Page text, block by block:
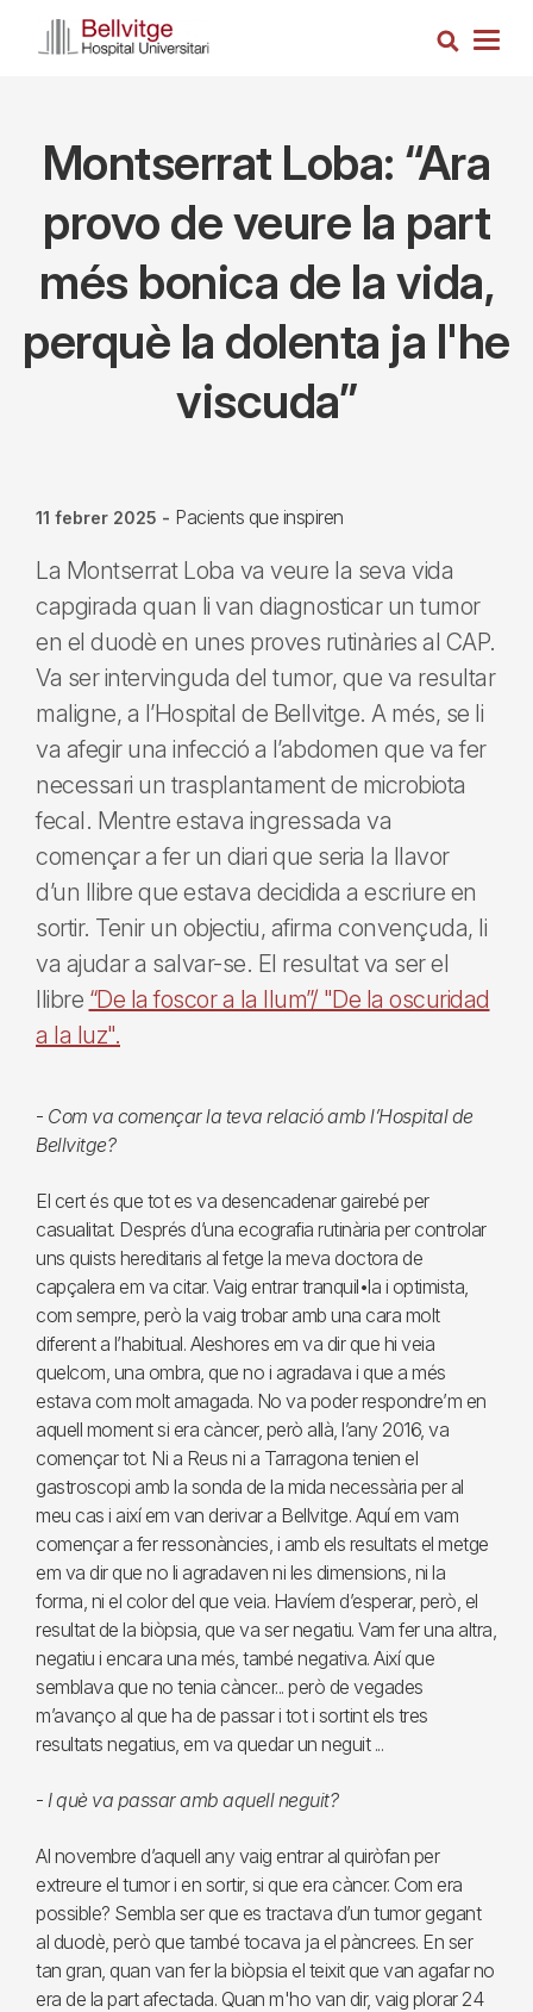
Cerca
Montserrat Loba: “Ara
provo de veure la part
més bonica de la vida,
perquè la dolenta ja l'he
viscuda”
11 febrer 2025 - Pacients que inspiren
La Montserrat Loba va veure la seva vida
capgirada quan li van diagnosticar un tumor
en el duodè en unes proves rutinàries al CAP.
Va ser intervinguda del tumor, que va resultar
maligne, a l’Hospital de Bellvitge. A més, se li
va afegir una infecció a l’abdomen que va fer
necessari un trasplantament de microbiota
fecal. Mentre estava ingressada va
començar a fer un diari que seria la llavor
d’un llibre que estava decidida a escriure en
sortir. Tenir un objectiu, afirma convençuda, li
va ajudar a salvar-se. El resultat va ser el
llibre “De la foscor a la llum”/ "De la oscuridad
a la luz".
- Com va començar la teva relació amb l’Hospital de
Bellvitge?
El cert és que tot es va desencadenar gairebé per
casualitat. Després d’una ecografia rutinària per controlar
uns quists hereditaris al fetge la meva doctora de
capçalera em va citar. Vaig entrar tranquil•la i optimista,
com sempre, però la vaig trobar amb una cara molt
diferent a l’habitual. Aleshores em va dir que hi veia
quelcom, una ombra, que no i agradava i que a més
estava com molt amagada. No va poder respondre’m en
aquell moment si era càncer, però allà, l’any 2016, va
començar tot. Ni a Reus ni a Tarragona tenien el
gastroscopi amb la sonda de la mida necessària per al
meu cas i així em van derivar a Bellvitge. Aquí em vam
començar a fer ressonàncies, i amb els resultats el metge
em va dir que no li agradaven ni les dimensions, ni la
forma, ni el color del que veia. Havíem d’esperar, però, el
resultat de la biòpsia, que va ser negatiu. Vam fer una altra,
negatiu i encara una més, també negativa. Així que
semblava que no tenia càncer... però de vegades
m’avanço al que ha de passar i tot i sortint els tres
resultats negatius, em va quedar un neguit ...
- I què va passar amb aquell neguit?
Al novembre d’aquell any vaig entrar al quiròfan per
extreure el tumor i en sortir, si que era càncer. Com era
possible? Sembla ser que es tractava d’un tumor gegant
al duodè, però que també tocava ja el pàncrees. En ser
tan gran, quan van fer la biòpsia el teixit que van agafar no
era de la part afectada. Quan m'ho van dir, vaig plorar 24